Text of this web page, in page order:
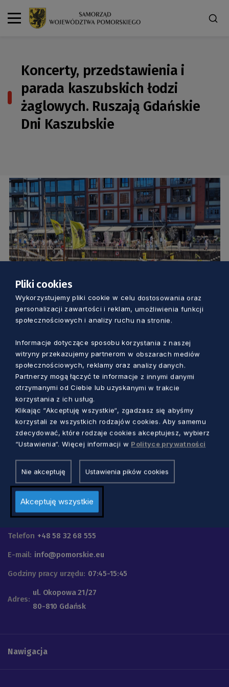
Koncerty, przedstawienia i
parada kaszubskich łodzi
żaglowych. Ruszają Gdańskie
Dni Kaszubskie
KULTURA
kaszubskich łodzi żaglowych. Ruszają
Gdańskie Dni Kaszubskie
Piotr Pałkowski 2 miesiące temu
Urząd Marszałkowski
Województwa Pomorskiego
Telefon +48 58 32 68 555
E-mail: info@pomorskie.eu
Godziny pracy urzędu: 07:45-15:45
Adres:
ul. Okopowa 21/27
80-810 Gdańsk
Nawigacja
Pliki cookies
Wykorzystujemy pliki cookie w celu dostosowania oraz
personalizacji zawartości i reklam, umożliwienia funkcji
społecznościowych i analizy ruchu na stronie.
Informacje dotyczące sposobu korzystania z naszej
witryny przekazujemy partnerom w obszarach mediów
społecznościowych, reklamy oraz analizy danych.
Partnerzy mogą łączyć te informacje z innymi danymi
otrzymanymi od Ciebie lub uzyskanymi w trakcie
korzystania z ich usług.
Klikając “Akceptuję wszystkie“, zgadzasz się abyśmy
korzystali ze wszystkich rodzajów cookies. Aby samemu
zdecydować, które rodzaje cookies akceptujesz, wybierz
“Ustawienia“. Więcej informacji w Polityce prywatności
Nie akceptuję Ustawienia pików cookies
Akceptuję wszystkie